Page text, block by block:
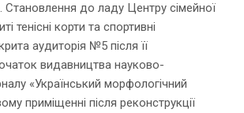
Становлення до ладу Центру сімейної
тенісні корти та спортивні
аудиторія №5 після її
видавництва науково-
«Український морфологічний
приміщенні після реконструкції